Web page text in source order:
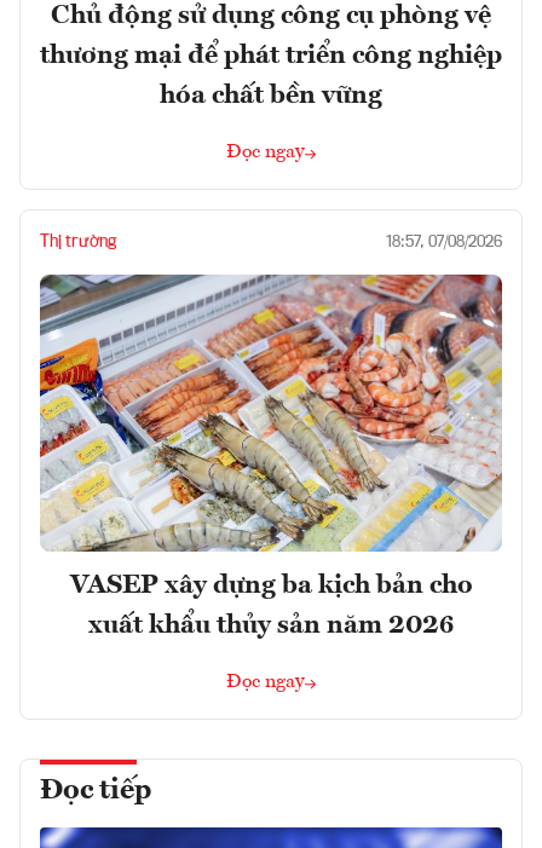
Chủ động sử dụng công cụ phòng vệ
thương mại để phát triển công nghiệp
hóa chất bền vững
Đọc ngay
Thị trường 18:57, 07/08/2026
VASEP xây dựng ba kịch bản cho
xuất khẩu thủy sản năm 2026
Đọc ngay
Đọc tiếp